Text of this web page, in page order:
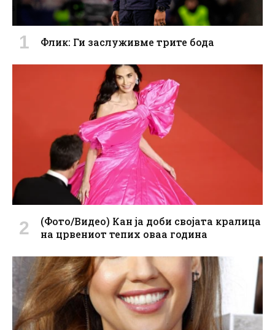
Флик: Ги заслуживме трите бода
(Фото/Видео) Кан ја доби својата кралица
на црвениот тепих оваа година